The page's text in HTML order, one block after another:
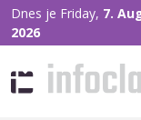
Dnes je Friday, 7.
2026